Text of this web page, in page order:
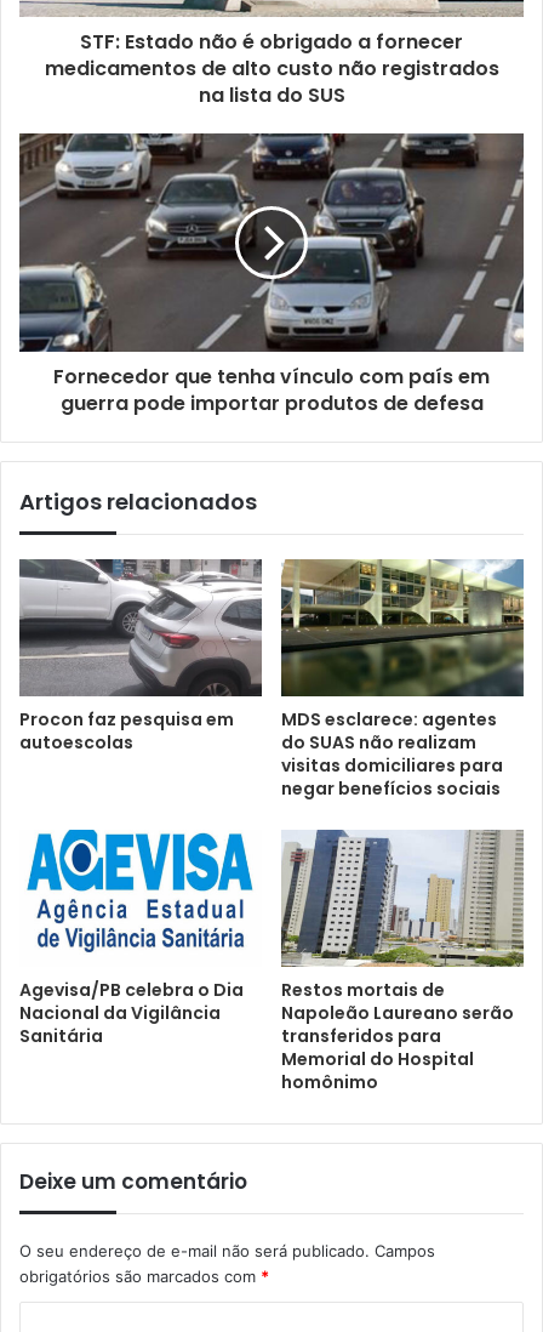
STF: Estado não é obrigado a fornecer
medicamentos de alto custo não registrados
na lista do SUS
Fornecedor que tenha vínculo com país em
guerra pode importar produtos de defesa
Artigos relacionados
Procon faz pesquisa em
autoescolas
MDS esclarece: agentes
do SUAS não realizam
visitas domiciliares para
negar benefícios sociais
Agevisa/PB celebra o Dia
Nacional da Vigilância
Sanitária
Restos mortais de
Napoleão Laureano serão
transferidos para
Memorial do Hospital
homônimo
Deixe um comentário
O seu endereço de e-mail não será publicado. Campos
obrigatórios são marcados com *